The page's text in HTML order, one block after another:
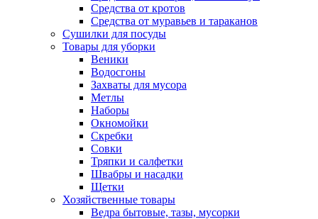
Средства от кротов
Средства от муравьев и тараканов
Сушилки для посуды
Товары для уборки
Веники
Водосгоны
Захваты для мусора
Метлы
Наборы
Окномойки
Скребки
Совки
Тряпки и салфетки
Швабры и насадки
Щетки
Хозяйственные товары
Ведра бытовые, тазы, мусорки